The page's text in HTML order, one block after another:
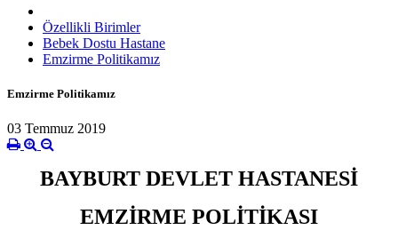
Özellikli Birimler
Bebek Dostu Hastane
Emzirme Politikamız
Emzirme Politikamız
03 Temmuz 2019
BAYBURT DEVLET HASTANESİ
EMZİRME POLİTİKASI